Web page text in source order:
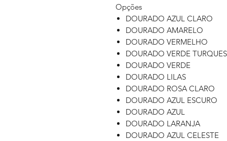
Opções
DOURADO AZUL CLARO
DOURADO AMARELO
DOURADO VERMELHO
DOURADO VERDE
DOURADO VERDE
DOURADO LILAS
DOURADO ROSA CLARO
DOURADO AZUL ESCURO
DOURADO AZUL
DOURADO LARANJA
DOURADO AZUL CELESTE